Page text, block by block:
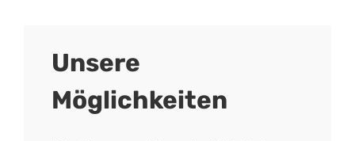
Unsere
Möglichkeiten